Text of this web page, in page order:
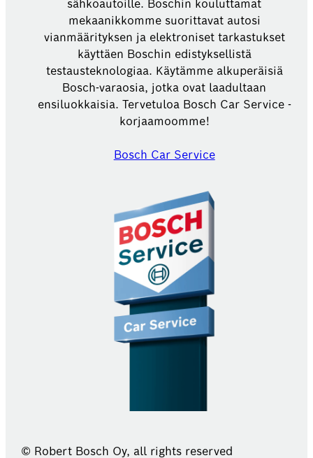
sähköautoille. Boschin kouluttamat
mekaanikkomme suorittavat autosi
vianmäärityksen ja elektroniset tarkastukset
käyttäen Boschin edistyksellistä
testausteknologiaa. Käytämme alkuperäisiä
Bosch-varaosia, jotka ovat laadultaan
ensiluokkaisia. Tervetuloa Bosch Car Service -
korjaamoomme!
Bosch Car Service
© Robert Bosch Oy, all rights reserved